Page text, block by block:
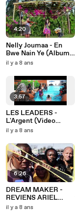
4:20
Nelly Joumaa - En
Bwe Nain Ye (Album
Destinée)
il y a 8 ans
3:57
LES LEADERS -
L'Argent (Video
Officielle )
il y a 8 ans
6:26
DREAM MAKER -
REVIENS ARIEL
JEFFREY
il y a 8 ans